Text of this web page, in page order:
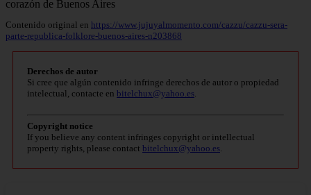
Contenido original en https://www.jujuyalmomento.com/cazzu/cazzu-sera-
parte-republica-folklore-buenos-aires-n203868
Derechos de autor
Si cree que algún contenido infringe derechos de autor o propiedad
intelectual, contacte en bitelchux@yahoo.es
Copyright notice
If you believe any content infringes copyright or intellectual
property rights, please contact bitelchux@yahoo.es